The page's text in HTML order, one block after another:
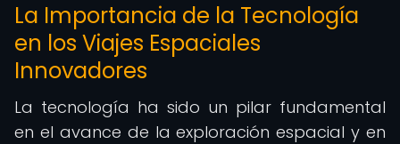
La Importancia de la Tecnología
en los Viajes Espaciales
Innovadores
La tecnología ha sido un pilar fundamental
en el avance de la exploración espacial y en